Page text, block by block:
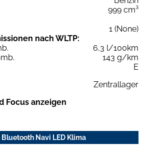
999 cm³
1 (None)
nach WLTP:
6,3 l/100km
143 g/km
E
Zentrallager
Focus anzeigen
Navi LED Klima